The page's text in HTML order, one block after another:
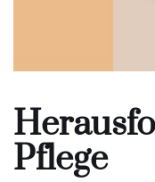
Pflege